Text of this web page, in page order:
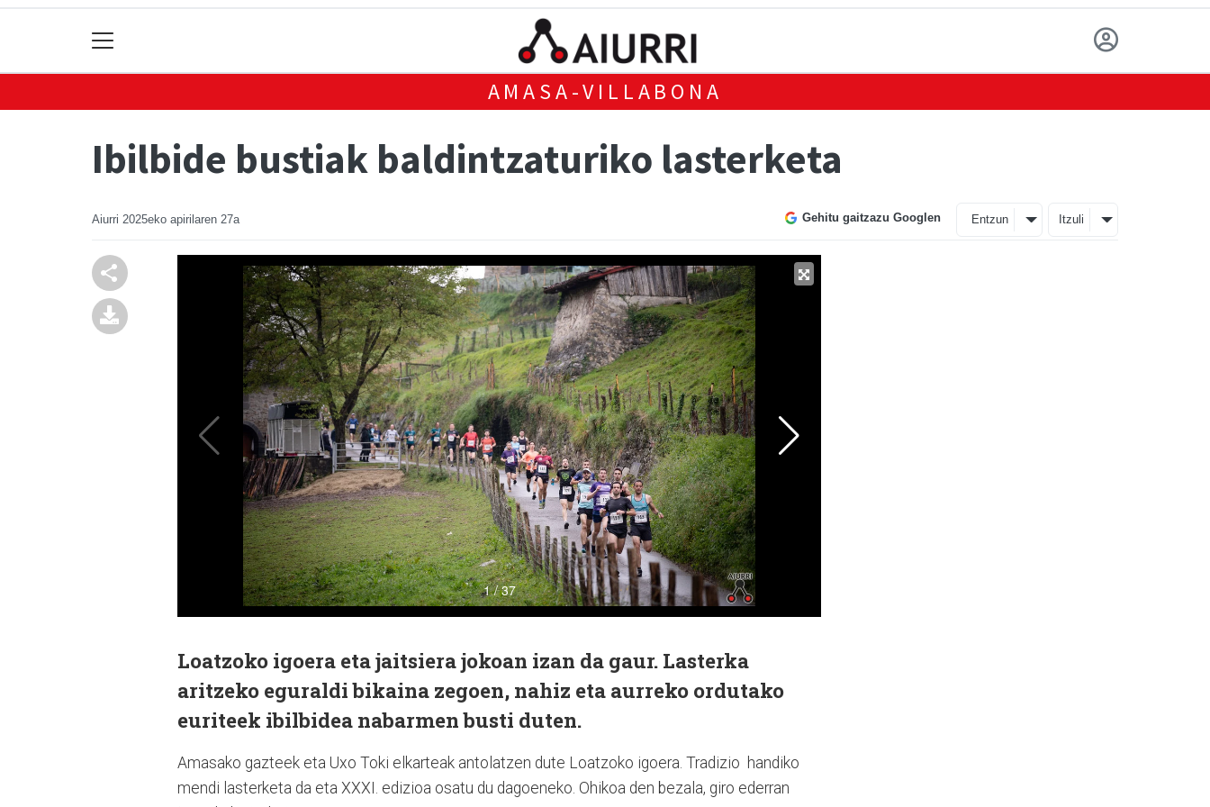
AMASA-VILLABONA
Ibilbide bustiak baldintzaturiko lasterketa
Aiurri 2025eko apirilaren 27a Gehitu gaitzazu Googlen Entzun Itzuli
Loatzoko igoera eta jaitsiera jokoan izan da gaur. Lasterka
aritzeko eguraldi bikaina zegoen, nahiz eta aurreko ordutako
euriteek ibilbidea nabarmen busti duten.
Amasako gazteek eta Uxo Toki elkarteak antolatzen dute Loatzoko igoera. Tradizio handiko
mendi lasterketa da eta XXXI. edizioa osatu du dagoeneko. Ohikoa den bezala, giro ederran